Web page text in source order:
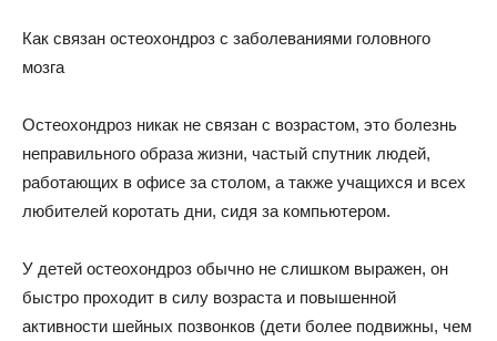
Как связан остеохондроз с заболеваниями головного
мозга
Остеохондроз никак не связан с возрастом, это болезнь
неправильного образа жизни, частый спутник людей,
работающих в офисе за столом, а также учащихся и всех
любителей коротать дни, сидя за компьютером.
У детей остеохондроз обычно не слишком выражен, он
быстро проходит в силу возраста и повышенной
активности шейных позвонков (дети более подвижны, чем